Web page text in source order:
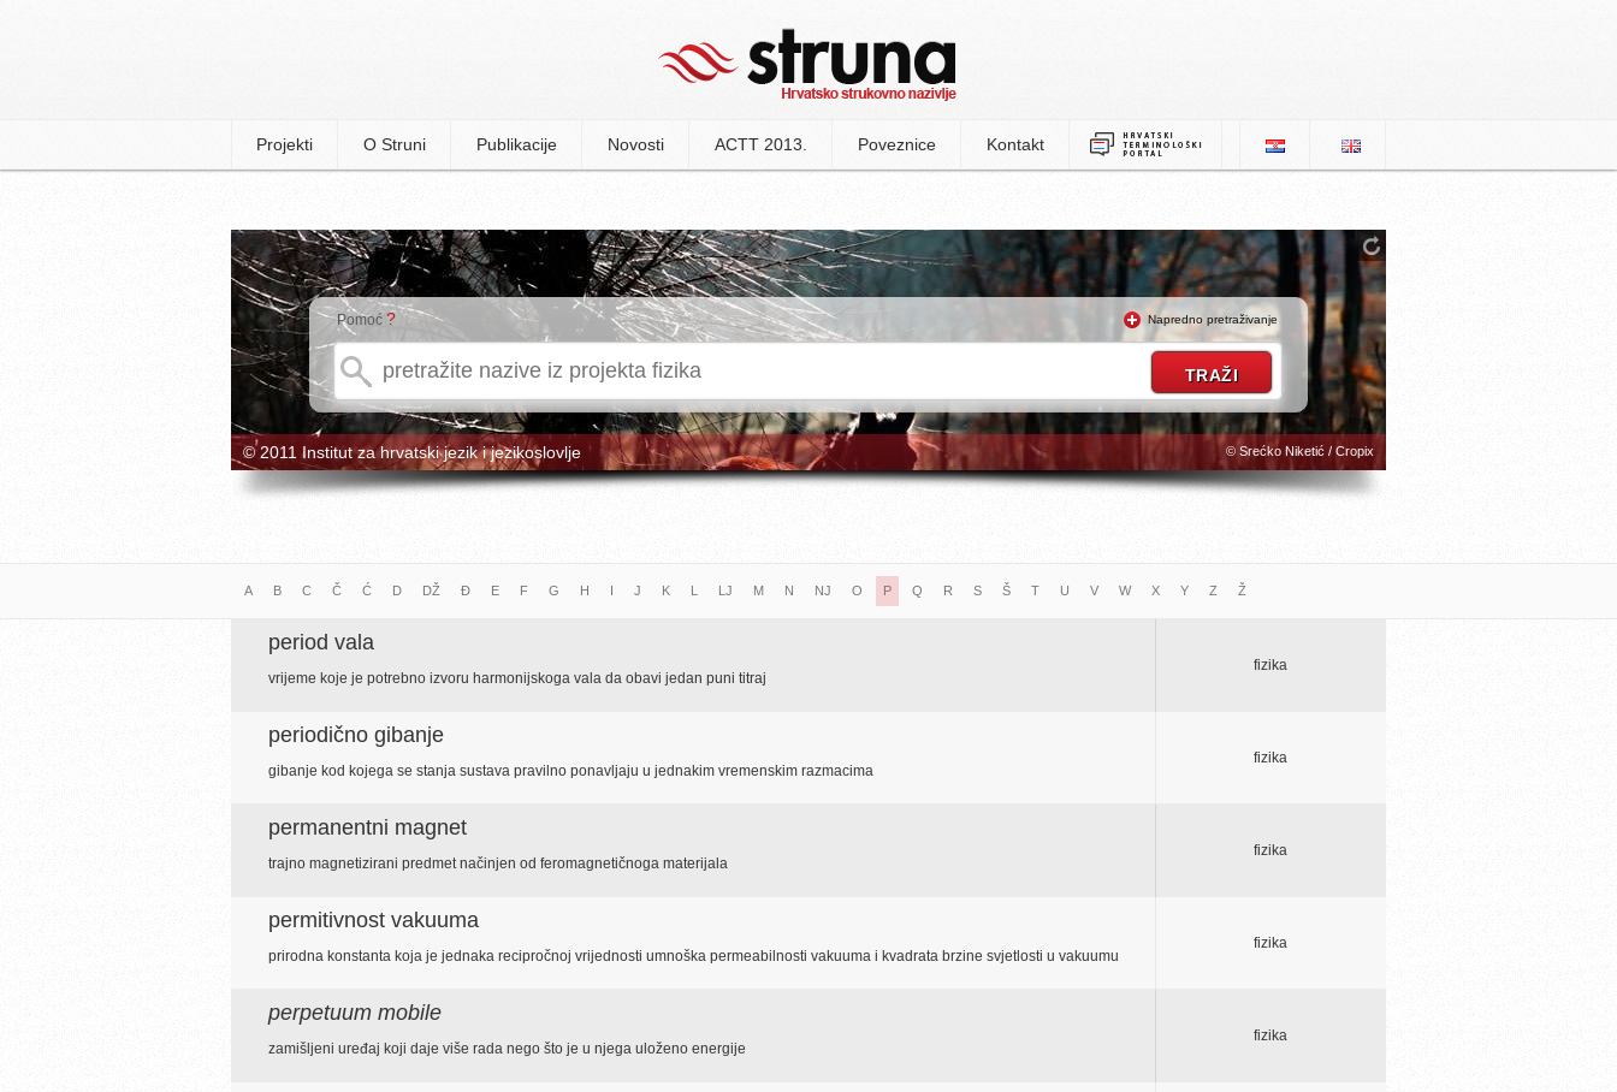
Projekti O Struni Publikacije Novosti ACTT 2013. Poveznice Kontakt
Pomoć ? Napredno pretraživanje
© 2011 Institut za hrvatski jezik i jezikoslovlje © Srećko Niketić / Cropix
A B C Č Ć D DŽ Đ E F G H I J K L LJ M N NJ O P Q R S Š T U V W X Y Z Ž
period vala
vrijeme koje je potrebno izvoru harmonijskoga vala da obavi jedan puni titraj
fizika
periodično gibanje
gibanje kod kojega se stanja sustava pravilno ponavljaju u jednakim vremenskim razmacima
fizika
permanentni magnet
trajno magnetizirani predmet načinjen od feromagnetičnoga materijala
fizika
permitivnost vakuuma
prirodna konstanta koja je jednaka recipročnoj vrijednosti umnoška permeabilnosti vakuuma i kvadrata brzine svjetlosti u vakuumu
fizika
perpetuum mobile
zamišljeni uređaj koji daje više rada nego što je u njega uloženo energije
fizika